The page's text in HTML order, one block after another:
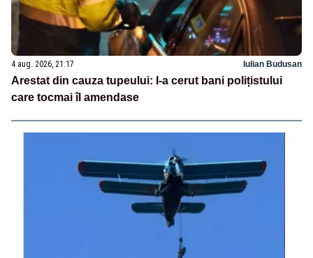
4 aug. 2026, 21:17 Iulian Budusan
Arestat din cauza tupeului: I-a cerut bani polițistului
care tocmai îl amendase